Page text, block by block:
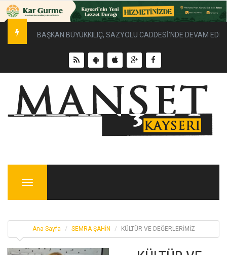
BAŞKAN BÜYÜKKILIÇ, SAZYOLU CADDESİ’NDE DEVAM
Menu
Ana Sayfa SEMRA ŞAHİN KÜLTÜR VE DEĞERLERİMİZ